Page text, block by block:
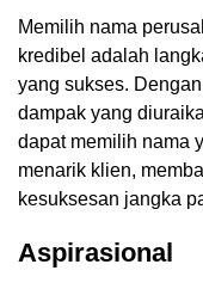
Memilih nama
kredibel adalah
yang sukses.
dampak yang
dapat memilih nama
menarik klien,
kesuksesan jangka
Aspirasional